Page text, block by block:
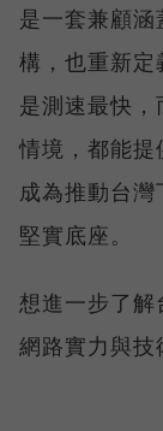
是一套兼顧
構，也重新定
是測速最快
情境，都能
成為推動台
堅實底座。
想進一步了
網路實力與技